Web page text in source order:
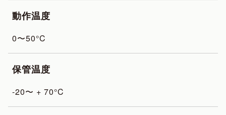
動作温度
0〜50°C
保管温度
-20〜 + 70°C